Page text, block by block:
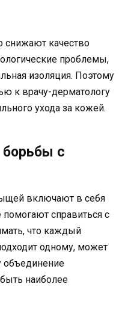
снижают качество
проблемы,
изоляция. Поэтому
к врачу-дерматологу
ухода за кожей.
с
включают в себя
справиться с
что каждый
одному, может
объединение
наиболее